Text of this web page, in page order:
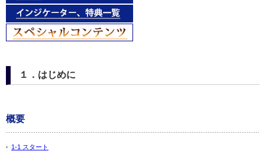
１．はじめに
概要
1-1 スタート